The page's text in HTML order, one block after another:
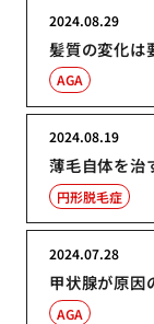
髪質の変化は
2024.08.29
AGA
薄毛自体を治
2024.08.19
円形脱毛症
甲状腺が原因
2024.07.28
AGA